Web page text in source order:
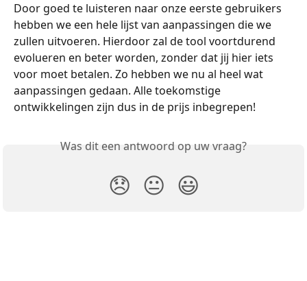
Door goed te luisteren naar onze eerste gebruikers
hebben we een hele lijst van aanpassingen die we
zullen uitvoeren. Hierdoor zal de tool voortdurend
evolueren en beter worden, zonder dat jij hier iets
voor moet betalen. Zo hebben we nu al heel wat
aanpassingen gedaan. Alle toekomstige
ontwikkelingen zijn dus in de prijs inbegrepen!
Was dit een antwoord op uw vraag?
😞 😐 😃